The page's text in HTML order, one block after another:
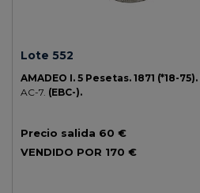
Lote 552
AMADEO I. 5 Pesetas. 1871 (*18-75).
AC-7. (EBC-).
Precio salida 60 €
VENDIDO POR 170 €